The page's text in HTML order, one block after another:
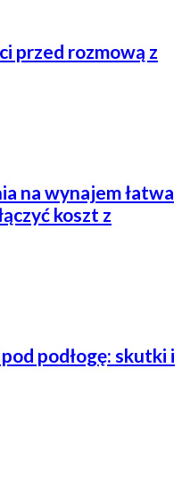
przed rozmową z
na wynajem łatwa
koszt z
podłogę: skutki i